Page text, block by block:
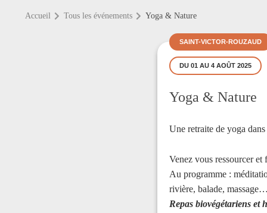
Accueil Tous les événements Yoga & Nature
SAINT-VICTOR-ROUZAUD
DU 01 AU 4 AOÛT 2025
Yoga & Nature
Une retraite de yoga
Venez vous ressourcer et
Au programme :
rivière, balade,
Repas biovégétariens et